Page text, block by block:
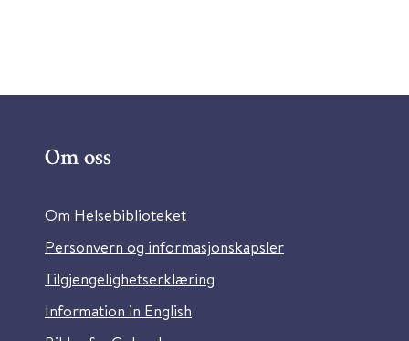
Om oss
Om Helsebiblioteket
Personvern og informasjonskapsler
Tilgjengelighetserklæring
Information in English